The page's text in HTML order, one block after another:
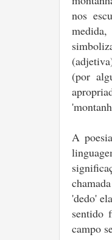
nos
(por
A
'dedo'
sentido
campo